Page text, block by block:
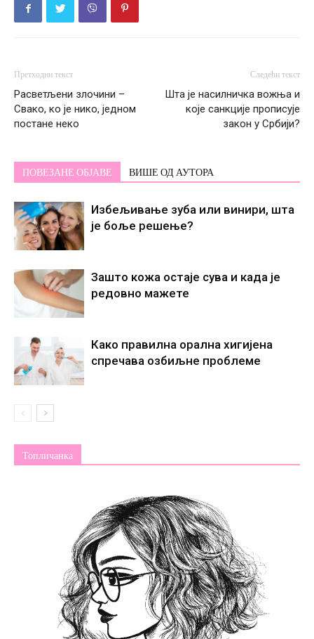
Претходни текст
Расветљени злочини –
Свако, ко је нико, једном
постане некo
Следећи текст
Шта је насилничка вожња и
које санкције прописује
закон у Србији?
ПОВЕЗАНЕ ОБЈАВЕ ВИШЕ ОД АУТОРА
Избељивање зуба или винири, шта
је боље решење?
Зашто кожа остаје сува и када је
редовно мажете
Како правилна орална хигијена
спречава озбиљне проблеме
Топличанка